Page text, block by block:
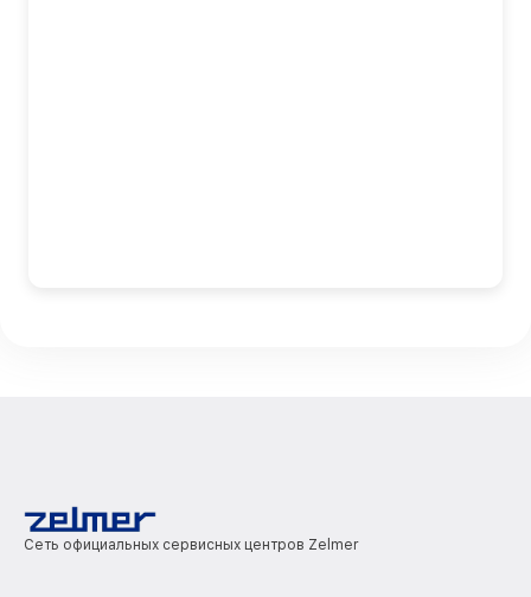
Сеть официальных сервисных центров Zelmer